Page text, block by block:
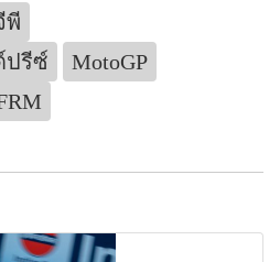
พี
ปรีซ์
MotoGP